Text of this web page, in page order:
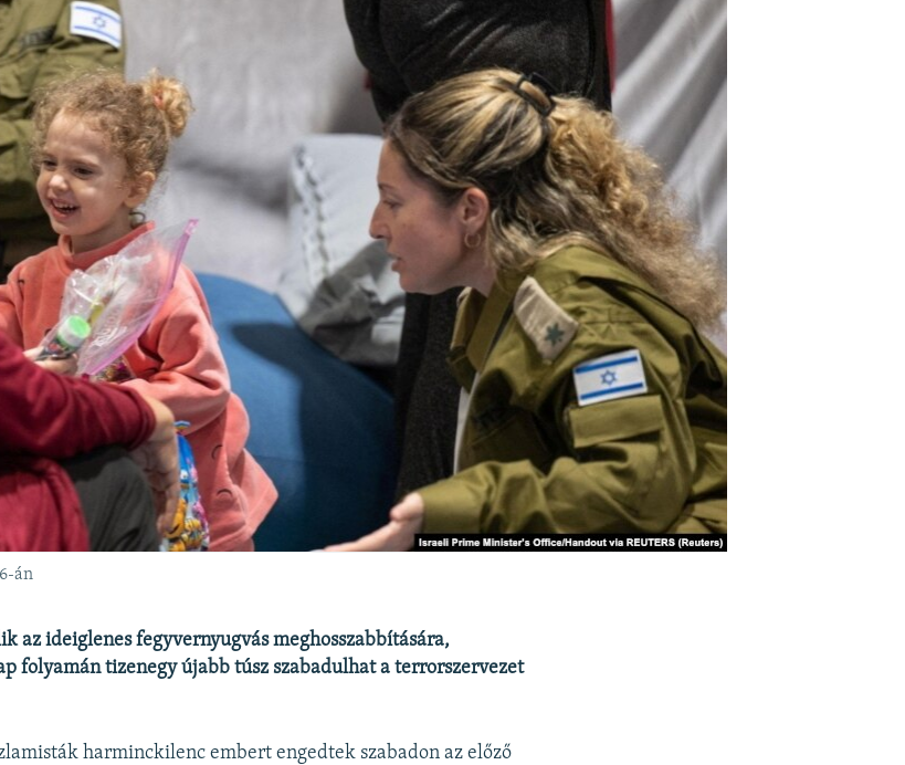
án
az ideiglenes fegyvernyugvás meghosszabbítására,
folyamán tizenegy újabb túsz szabadulhat a terrorszervezet
harminckilenc embert engedtek szabadon az előző